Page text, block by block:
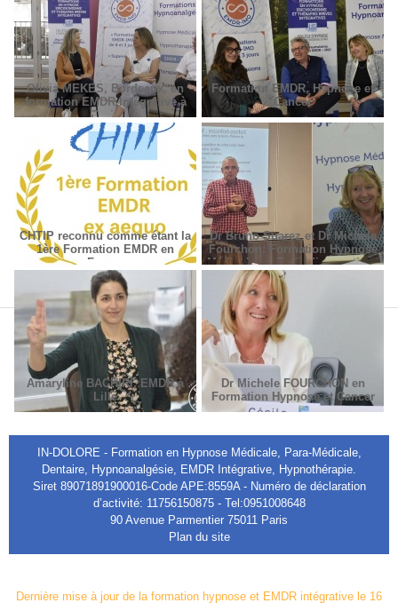
Olivia MEKES, Bordeaux, en
formation EMDR Intégrative à
Paris
Formation EMDR, Hypnose et
Cancer
CHTIP reconnu comme étant la
1ère Formation EMDR en
France
Dr Bruno Suarez et Dr Michèle
Fourchon: Formation Hypnose
Médicale en Radiodiagnostic et
Radiothérapie.
Amaryline BACHIRI, EMDR à
Lille
Dr Michele FOURCHON en
Formation Hypnose et Cancer
IN-DOLORE - Formation en Hypnose Médicale, Para-Médicale,
Dentaire, Hypnoanalgésie, EMDR Intégrative, Hypnothérapie.
Siret 89071891900016-Code APE:8559A - Numéro de déclaration
d’activité: 11756150875 - Tel:0951008648
90 Avenue Parmentier 75011 Paris
Plan du site
Dernière mise à jour de la formation hypnose et EMDR intégrative le 16